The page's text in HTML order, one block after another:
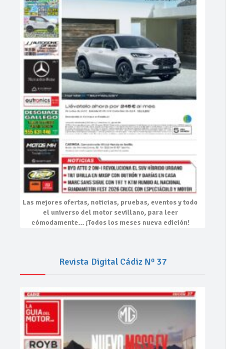
Las mejores ofertas, noticias, pruebas, eventosy todo
el universo del motor sevillano, para leer
cómodamente… ¡Todos los meses nueva edición!
Revista Digital Cádiz Nº 37